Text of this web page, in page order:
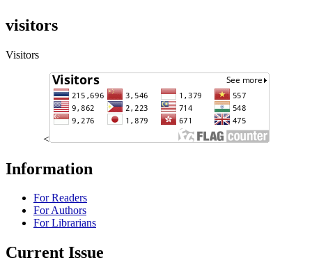
visitors
Visitors
<
Information
For Readers
For Authors
For Librarians
Current Issue